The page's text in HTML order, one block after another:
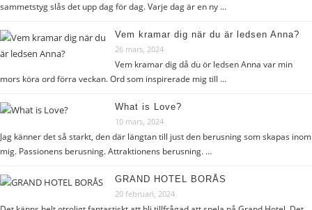
sammetstyg slås det upp dag för dag. Varje dag är en ny …
Vem kramar dig när du är ledsen Anna?
26 mars, 2024
Vem kramar dig då du ör ledsen Anna var min
mors köra ord förra veckan. Ord som inspirerade mig till …
What is Love?
10 mars, 2024
Jag känner det så starkt, den där längtan till just den berusning som skapas inom
mig. Passionens berusning. Attraktionens berusning. …
GRAND HOTEL BORÅS
20 februari, 2024